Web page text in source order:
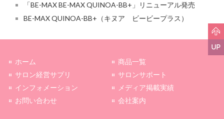
「BE-MAX BE-MAX QUINOA-BB+」リニューアル発売
BE-MAX QUINOA-BB+（キヌア ビービープラス）
ホーム
商品一覧
サロン経営サプリ
サロンサポート
インフォメーション
メディア掲載実績
お問い合わせ
会社案内